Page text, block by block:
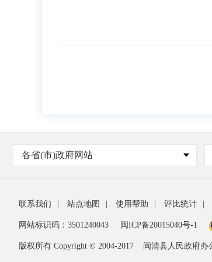
各省(市)政府网站
联系我们 站点地图 使用帮助 评比统计
网站标识码：3501240043 闽ICP备20015040号-1
版权所有 Copyright © 2004-2017 闽清县人民政府办